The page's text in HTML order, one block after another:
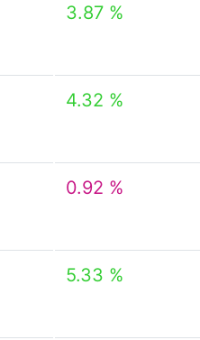
3.87 %
4.32 %
0.92 %
5.33 %